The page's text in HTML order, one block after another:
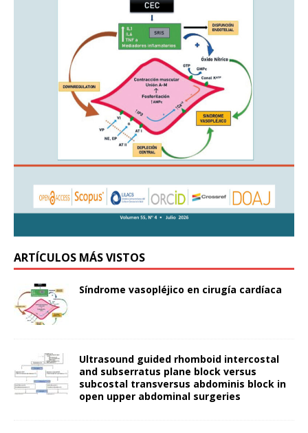
ARTÍCULOS MÁS VISTOS
Síndrome vasopléjico en cirugía cardíaca
Ultrasound guided rhomboid intercostal
and subserratus plane block versus
subcostal transversus abdominis block in
open upper abdominal surgeries